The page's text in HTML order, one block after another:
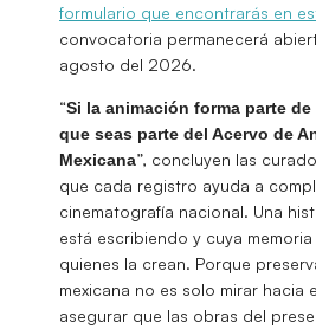
formulario que encontrarás en
convocatoria permanecerá
agosto del 2026.
“Si la animación forma parte
que seas parte del Acervo de
Mexicana”, concluyen las
que cada registro ayuda a
cinematografía nacional. Una
está escribiendo y cuya
quienes la crean. Porque
mexicana no es solo mirar hacia
asegurar que las obras del